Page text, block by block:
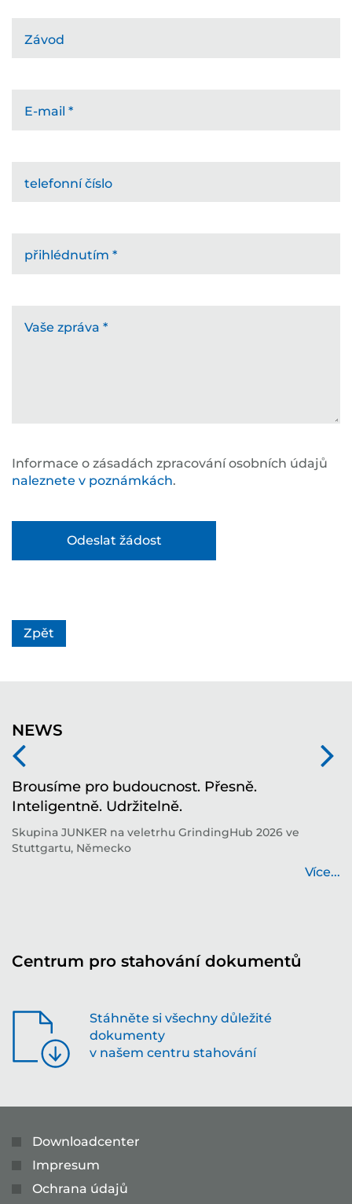
Závod
E-mail *
telefonní číslo
přihlédnutím *
Vaše zpráva *
Informace o zásadách zpracování osobních údajů
naleznete v poznámkách.
Zpět
NEWS
Brousíme pro budoucnost. Přesně.
Inteligentně. Udržitelně.
Skupina JUNKER na veletrhu GrindingHub 2026 ve
Stuttgartu, Německo
Více...
Centrum pro stahování dokumentů
Stáhněte si všechny důležité
dokumenty
v našem centru stahování
Downloadcenter
Impresum
Ochrana údajů